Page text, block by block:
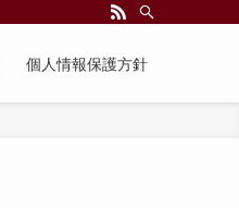
個人情報保護方針